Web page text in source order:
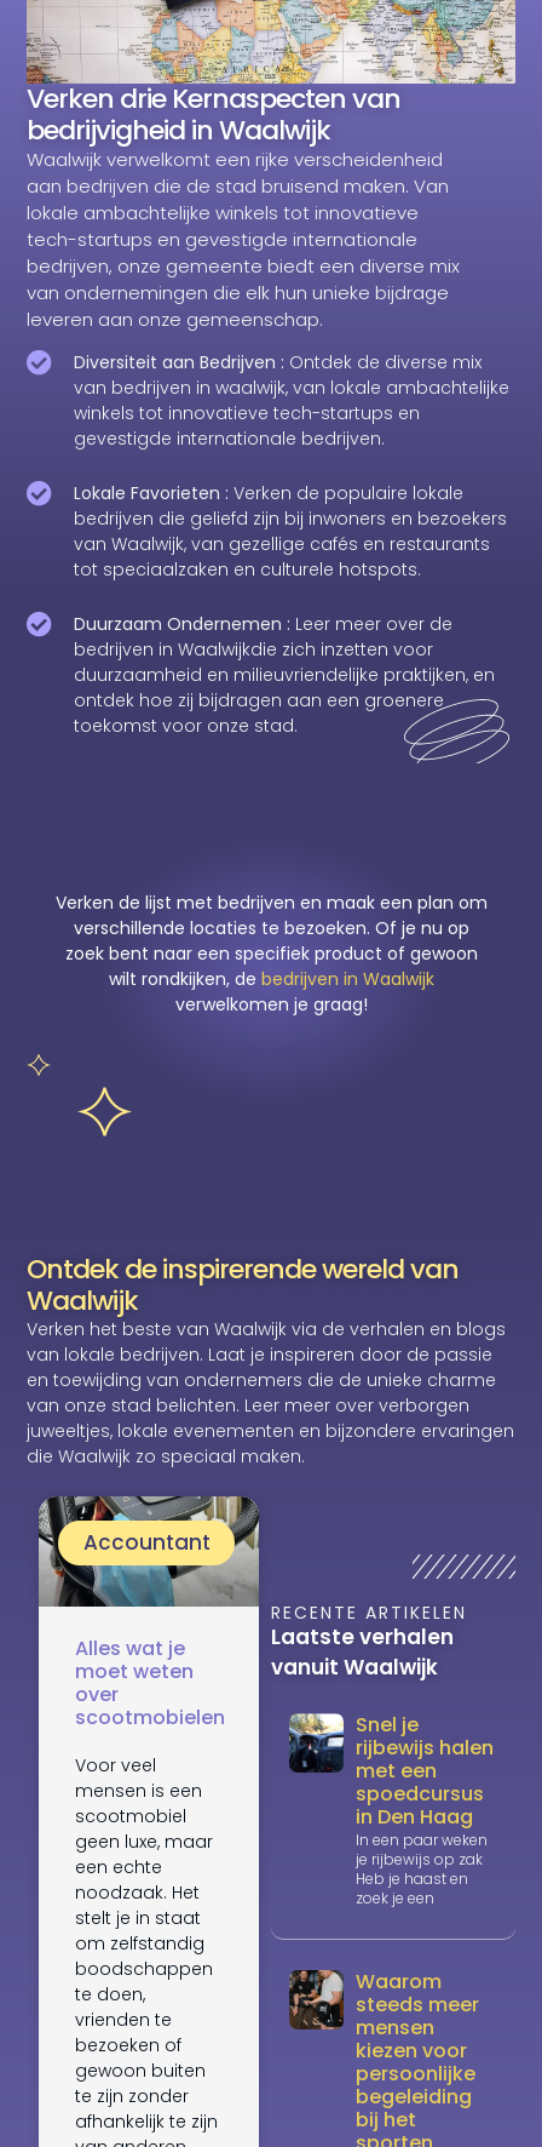
Verken drie Kernaspecten van
bedrijvigheid in Waalwijk
Waalwijk verwelkomt een rijke verscheidenheid
aan bedrijven die de stad bruisend maken. Van
lokale ambachtelijke winkels tot innovatieve
tech-startups en gevestigde internationale
bedrijven, onze gemeente biedt een diverse mix
van ondernemingen die elk hun unieke bijdrage
leveren aan onze gemeenschap.
Diversiteit aan Bedrijven : Ontdek de diverse mix
van bedrijven in waalwijk, van lokale ambachtelijke
winkels tot innovatieve tech-startups en
gevestigde internationale bedrijven.
Lokale Favorieten : Verken de populaire lokale
bedrijven die geliefd zijn bij inwoners en bezoekers
van Waalwijk, van gezellige cafés en restaurants
tot speciaalzaken en culturele hotspots.
Duurzaam Ondernemen : Leer meer over de
bedrijven in Waalwijkdie zich inzetten voor
duurzaamheid en milieuvriendelijke praktijken, en
ontdek hoe zij bijdragen aan een groenere
toekomst voor onze stad.
Verken de lijst met bedrijven en maak een plan om
verschillende locaties te bezoeken. Of je nu op
zoek bent naar een specifiek product of gewoon
wilt rondkijken, de bedrijven in Waalwijk
verwelkomen je graag!
Ontdek de inspirerende wereld van
Waalwijk
Verken het beste van Waalwijk via de verhalen en blogs
van lokale bedrijven. Laat je inspireren door de passie
en toewijding van ondernemers die de unieke charme
van onze stad belichten. Leer meer over verborgen
juweeltjes, lokale evenementen en bijzondere ervaringen
die Waalwijk zo speciaal maken.
Accountant
Alles wat je
moet weten
over
scootmobielen
Voor veel
mensen is een
scootmobiel
geen luxe, maar
een echte
noodzaak. Het
stelt je in staat
om zelfstandig
boodschappen
te doen,
vrienden te
bezoeken of
gewoon buiten
te zijn zonder
afhankelijk te zijn
RECENTE ARTIKELEN
Laatste verhalen
vanuit Waalwijk
Snel je
rijbewijs halen
met een
spoedcursus
in Den Haag
In een paar weken
je rijbewijs op zak
Heb je haast en
zoek je een
Waarom
steeds meer
mensen
kiezen voor
persoonlijke
begeleiding
bij het